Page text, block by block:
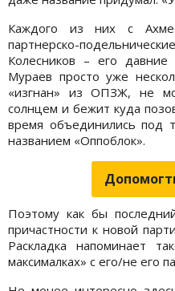
Каждого из них с
партнерско-
Колесников – его
Мураев просто уже
«изгнан» из ОПЗЖ, не
солнцем и бежит куда
время объединились под
названием «Оппоблок».
Поэтому как бы
причастности к новой
Раскладка напоминает
максималках» с его/не его